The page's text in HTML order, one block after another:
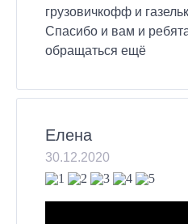
грузовичкофф и
Спасибо и вам и
обращаться ещё
Елена
30.12.2020